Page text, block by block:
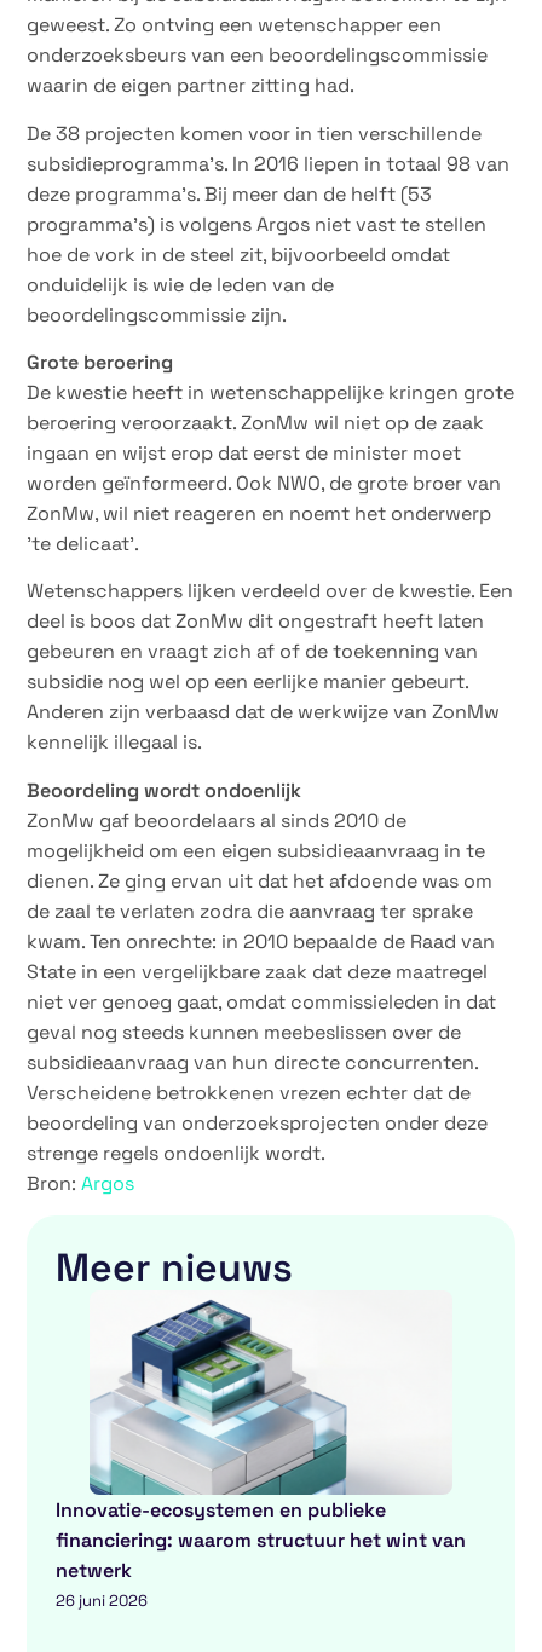
geweest. Zo ontving een wetenschapper een
onderzoeksbeurs van een beoordelingscommissie
waarin de eigen partner zitting had.
De 38 projecten komen voor in tien verschillende
subsidieprogramma’s. In 2016 liepen in totaal 98 van
deze programma’s. Bij meer dan de helft (53
programma’s) is volgens Argos niet vast te stellen
hoe de vork in de steel zit, bijvoorbeeld omdat
onduidelijk is wie de leden van de
beoordelingscommissie zijn.
Grote beroering
De kwestie heeft in wetenschappelijke kringen grote
beroering veroorzaakt. ZonMw wil niet op de zaak
ingaan en wijst erop dat eerst de minister moet
worden geïnformeerd. Ook NWO, de grote broer van
ZonMw, wil niet reageren en noemt het onderwerp
’te delicaat’.
Wetenschappers lijken verdeeld over de kwestie. Een
deel is boos dat ZonMw dit ongestraft heeft laten
gebeuren en vraagt zich af of de toekenning van
subsidie nog wel op een eerlijke manier gebeurt.
Anderen zijn verbaasd dat de werkwijze van ZonMw
kennelijk illegaal is.
Beoordeling wordt ondoenlijk
ZonMw gaf beoordelaars al sinds 2010 de
mogelijkheid om een eigen subsidieaanvraag in te
dienen. Ze ging ervan uit dat het afdoende was om
de zaal te verlaten zodra die aanvraag ter sprake
kwam. Ten onrechte: in 2010 bepaalde de Raad van
State in een vergelijkbare zaak dat deze maatregel
niet ver genoeg gaat, omdat commissieleden in dat
geval nog steeds kunnen meebeslissen over de
subsidieaanvraag van hun directe concurrenten.
Verscheidene betrokkenen vrezen echter dat de
beoordeling van onderzoeksprojecten onder deze
strenge regels ondoenlijk wordt.
Bron:Argos
Meer nieuws
Innovatie-ecosystemen en publieke
financiering: waarom structuur het wint van
netwerk
26 juni 2026